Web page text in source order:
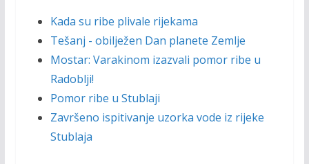
Kada su ribe plivale rijekama
Tešanj - obilježen Dan planete Zemlje
Mostar: Varakinom izazvali pomor ribe u
Radoblji!
Pomor ribe u Stublaji
Završeno ispitivanje uzorka vode iz rijeke
Stublaja